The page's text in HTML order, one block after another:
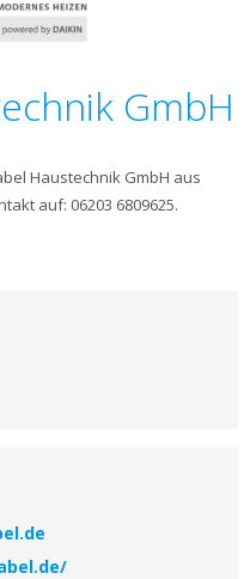
GmbH
Haustechnik GmbH aus
auf: 06203 6809625.